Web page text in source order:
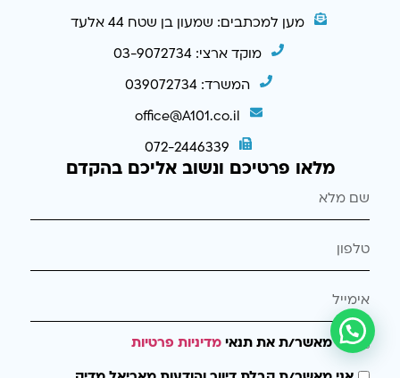
מען למכתבים: שמעון בן שטח 44 אלעד
מוקד ארצי: 03-9072734
המשרד: 039072734
office@A101.co.il
072-2446339
מלאו פרטיכם ונשוב אליכם בהקדם
אני מאשר/ת את תנאימדיניות פרטיות